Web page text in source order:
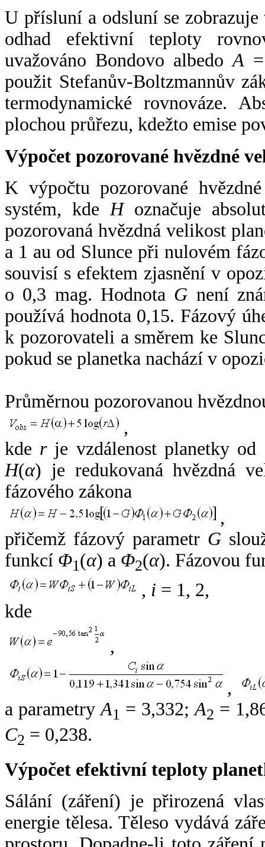
U přísluní a odsluní se
odhad efektivní teploty
uvažováno Bondovo albedoA
použit Stefanův-Boltzmannův
termodynamické rovnováze.
plochou průřezu, kdežto emise
Výpočet pozorované hvězdné
K výpočtu pozorované
systém, kde Hoznačuje
pozorovaná hvězdná velikost
a 1 au od Slunce při nulovém
souvisí s efektem zjasnění v
o 0,3 mag. Hodnota G není
používá hodnota 0,15. Fázový
k pozorovateli a směrem ke
pokud se planetka nachází v
Průměrnou pozorovanou
,
kde rje vzdálenost planetky od
H(α) je redukovaná hvězdná
fázového zákona
,
přičemž fázový parametr G
funkcí Φ1(α) a Φ2(α). Fázovou
, i = 1, 2,
kde
,
,
a parametryA1 = 3,332;A2 =
C2 = 0,238.
Výpočet efektivní teploty
Sálání (záření) je přirozená
energie tělesa. Těleso vydává